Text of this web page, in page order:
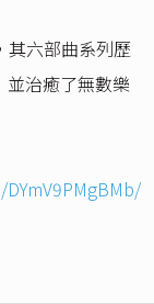
其六部曲系列歷
治癒了無數樂